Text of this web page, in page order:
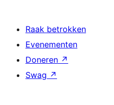
Raak betrokken
Evenementen
Doneren ↗
Swag ↗